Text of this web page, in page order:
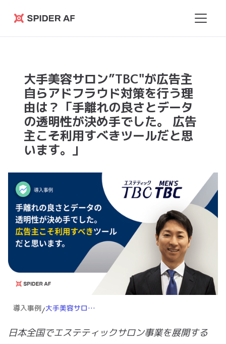
Spider
大手美容サロン”TBC"が広告主
自らアドフラウド対策を行う理
由は？「手離れの良さとデータ
の透明性が決め手でした。 広告
主こそ利用すべきツールだと思
います。」
導入事例/ 大手美容サロン”TBC"が広告主自らアドフラウド対策を行う理由は？「手離れの良さとデータの透明性が決め手でした。 広告主こそ利用すべきツールだと思います。」
日本全国でエステティックサロン事業を展開する